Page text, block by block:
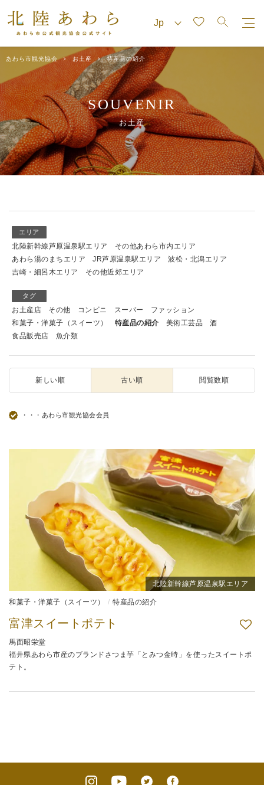
あわら市観光協会 お土産 特産品の紹介
SOUVENIR
お土産
エリア
北陸新幹線芦原温泉駅エリア
その他あわら市内エリア
あわら湯のまちエリア
JR芦原温泉駅エリア
波松・北潟エリア
吉崎・細呂木エリア
その他近郊エリア
タグ
お土産店 その他 コンビニ スーパー
ファッション
和菓子・洋菓子（スイーツ）
特産品の紹介 美術工芸品
酒
食品販売店
魚介類
新しい順 古い順 閲覧数順
・・・あわら市観光協会会員
北陸新幹線芦原温泉駅エリア
和菓子・洋菓子（スイーツ） 特産品の紹介
富津スイートポテト
馬面昭栄堂
福井県あわら市産のブランドさつま芋「とみつ金時」を使ったスイートポ
テト。